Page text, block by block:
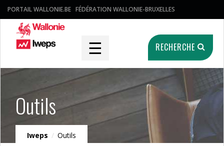
PORTAIL WALLONIE.BE FÉDÉRATION WALLONIE-BRUXELLES
☰ RECHERCHE
Outils
Iweps / Outils